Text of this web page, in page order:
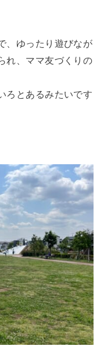
、ゆったり遊びなが
れ、ママ友づくりの
ろとあるみたいです